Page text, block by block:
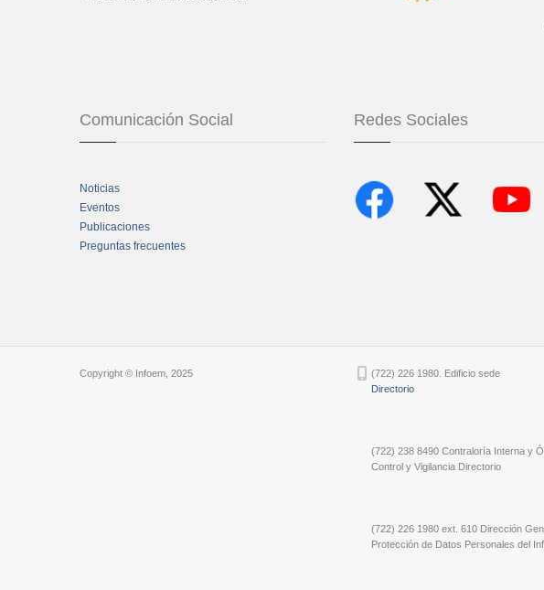
Comunicación Social
Noticias
Eventos
Publicaciones
Preguntas frecuentes
Redes Sociales
Copyright © Infoem, 2025
(722) 226 1980. Edificio sede
Directorio
(722) 238 8490 Contraloría Interna y
Control y Vigilancia Directorio
(722) 226 1980 ext. 610 Dirección
Protección de Datos Personales del